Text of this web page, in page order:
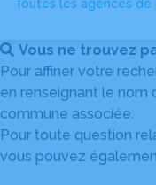
Toutes les agences
Vous ne trouvez
Pour affiner votre
en renseignant le nom
commune associée.
Pour toute question
vous pouvez